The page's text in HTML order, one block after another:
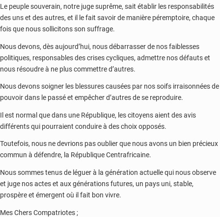
Le peuple souverain, notre juge suprême, sait établir les responsabilités
des uns et des autres, et il le fait savoir de manière péremptoire, chaque
fois que nous sollicitons son suffrage.
Nous devons, dès aujourd’hui, nous débarrasser de nos faiblesses
politiques, responsables des crises cycliques, admettre nos défauts et
nous résoudre à ne plus commettre d’autres.
Nous devons soigner les blessures causées par nos soifs irraisonnées de
pouvoir dans le passé et empêcher d’autres de se reproduire.
Il est normal que dans une République, les citoyens aient des avis
différents qui pourraient conduire à des choix opposés.
Toutefois, nous ne devrions pas oublier que nous avons un bien précieux
commun à défendre, la République Centrafricaine.
Nous sommes tenus de léguer à la génération actuelle qui nous observe
et juge nos actes et aux générations futures, un pays uni, stable,
prospère et émergent où il fait bon vivre.
Mes Chers Compatriotes ;